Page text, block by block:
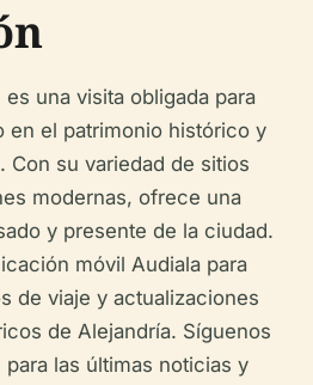
en el patrimonio histórico y
Con su variedad de sitios
modernas, ofrece una
y presente de la ciudad.
móvil Audiala para
de viaje y actualizaciones
de Alejandría. Síguenos
las últimas noticias y